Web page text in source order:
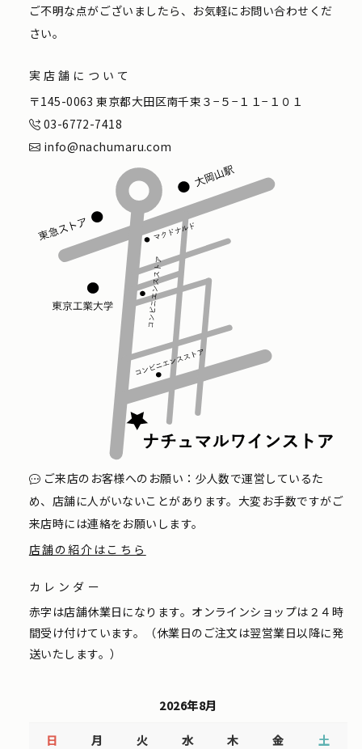
ご不明な点がございましたら、お気軽にお問い合わせくだ
さい。
実店舗について
〒145-0063 東京都大田区南千束３−５−１１−１０１
03-6772-7418
info@nachumaru.com
ご来店のお客様へのお願い：少人数で運営しているた
め、店舗に人がいないことがあります。大変お手数ですがご
来店時には連絡をお願いします。
店舗の紹介はこちら
カレンダー
赤字は店舗休業日になります。オンラインショップは２４時
間受け付けています。（休業日のご注文は翌営業日以降に発
送いたします。）
2026年8月
日 月 火 水 木 金 土